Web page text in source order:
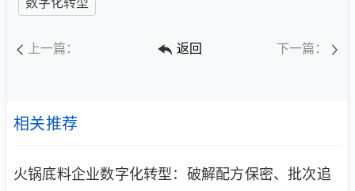
上一篇： 返回 下一篇：
相关推荐
火锅底料企业数字化转型：破解配方保密、批次追